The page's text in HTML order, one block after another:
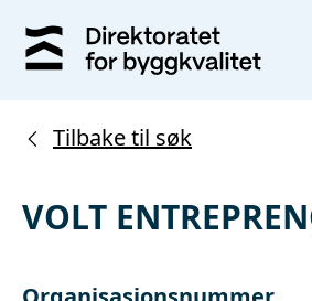
Tilbake til søk
VOLT